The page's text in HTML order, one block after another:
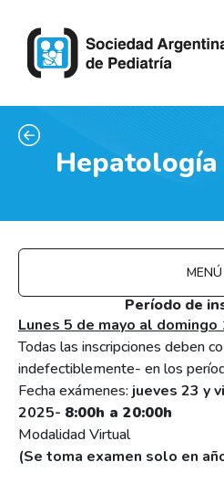
MENÚ
Período de
Lunes 5 de mayo al
Todas las inscripciones deben
indefectiblemente- en los
Fecha exámenes: jueves 23 y
2025- 8:00h a 20:00h
Modalidad Virtual
(Se toma examen solo en